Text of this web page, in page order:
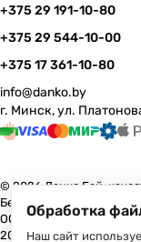
+375 29 191-10-80
+375 29 544-10-00
+375 17 361-10-80
info@danko.by
г. Минск, ул.
© 2026 Данко Бай:
Беларуси
ООО «Гранд Парк»,
204 В торговом
Обработка
Наш сайт